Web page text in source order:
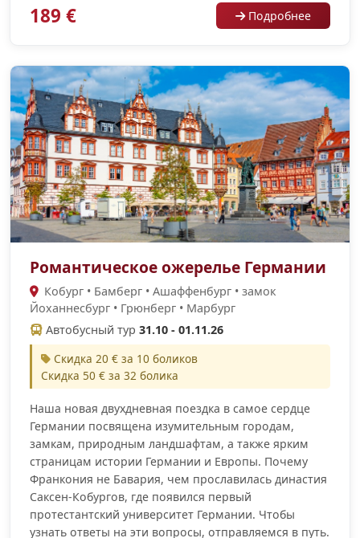
189 € Подробнее
Романтическое ожерелье Германии
Кобург • Бамберг • Ашаффенбург • замок
Йоханнесбург • Грюнберг • Марбург
Автобусный тур 31.10 - 01.11.26
Скидка 20 € за 10 боликов
Скидка 50 € за 32 болика
Наша новая двухдневная поездка в самое сердце
Германии посвящена изумительным городам,
замкам, природным ландшафтам, а также ярким
страницам истории Германии и Европы. Почему
Франкония не Бавария, чем прославилась династия
Саксен-Кобургов, где появился первый
протестантский университет Германии. Чтобы
узнать ответы на эти вопросы, отправляемся в путь.